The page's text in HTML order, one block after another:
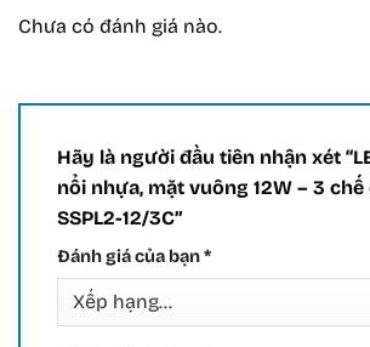
Chưa có đánh giá nào.
Hãy là người đầu tiên nhận xét
nổi nhựa, mặt vuông 12W – 3 chế
SSPL2-12/3C”
Đánh giá của bạn*